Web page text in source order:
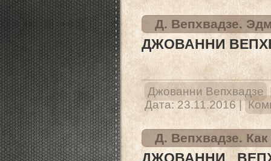
Д. Вепхвадзе.
ДЖОВАННИ
Джованни Вепхвадзе
Дата: 23.11.2016 |
Д. Вепхвадзе.